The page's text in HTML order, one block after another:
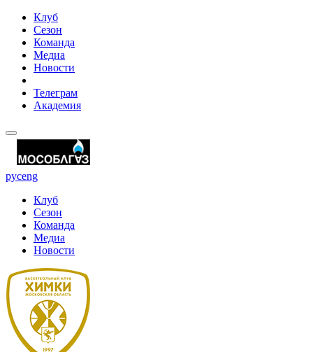
Клуб
Сезон
Команда
Медиа
Новости
Телеграм
Академия
русeng
Клуб
Сезон
Команда
Медиа
Новости